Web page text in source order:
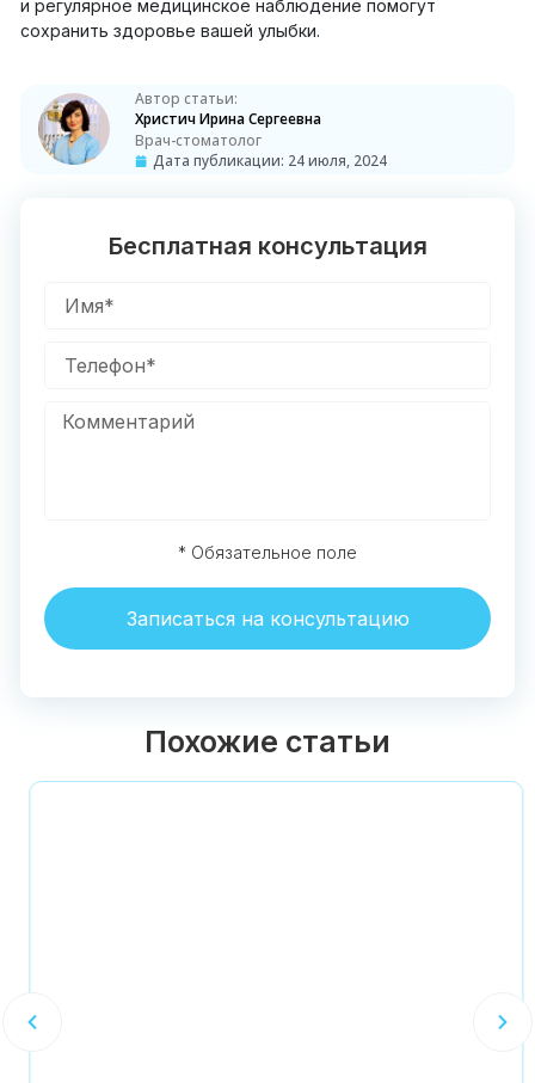
и регулярное медицинское наблюдение помогут
сохранить здоровье вашей улыбки.
Автор статьи:
Христич Ирина Сергеевна
Врач-стоматолог
Дата публикации: 24 июля, 2024
Бесплатная консультация
* Обязательное поле
Записаться на консультацию
Похожие статьи